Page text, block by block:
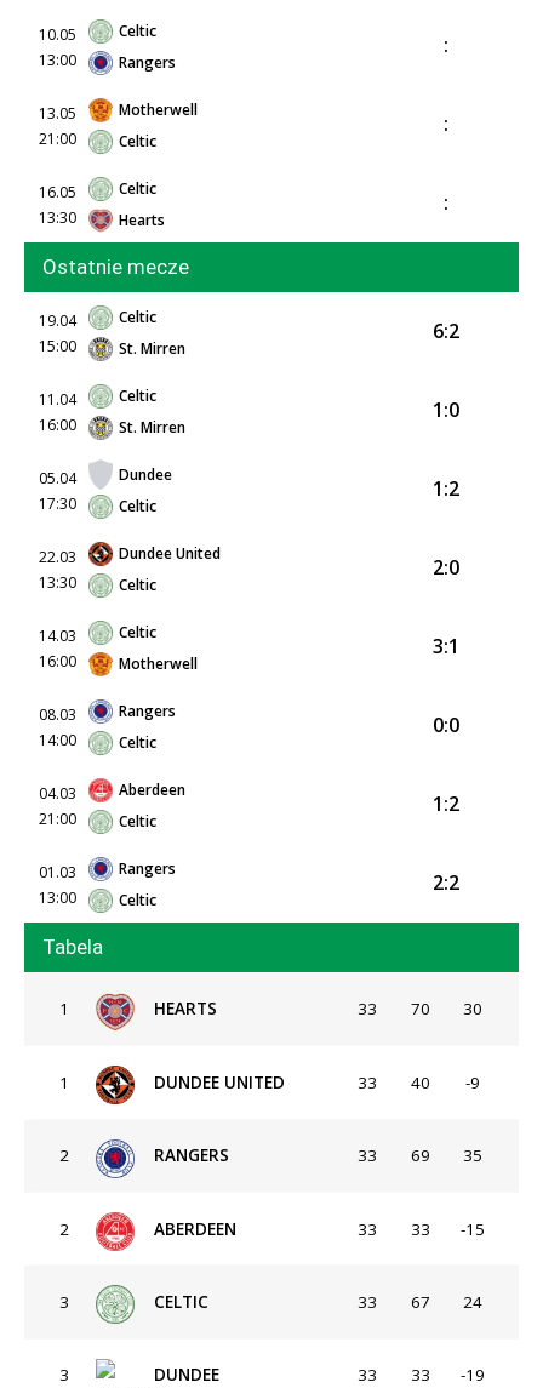
10.05
13:00
Celtic
Rangers
:
13.05
21:00
Motherwell
Celtic
:
16.05
13:30
Celtic
Hearts
:
Ostatnie mecze
19.04
15:00
Celtic
St. Mirren
6:2
11.04
16:00
Celtic
St. Mirren
1:0
05.04
17:30
Dundee
Celtic
1:2
22.03
13:30
Dundee United
Celtic
2:0
14.03
16:00
Celtic
Motherwell
3:1
08.03
14:00
Rangers
Celtic
0:0
04.03
21:00
Aberdeen
Celtic
1:2
01.03
13:00
Rangers
Celtic
2:2
Tabela
1 HEARTS 33 70 30
1 DUNDEE UNITED 33 40 -9
2 RANGERS 33 69 35
2 ABERDEEN 33 33 -15
3 CELTIC 33 67 24
3 DUNDEE 33 33 -19